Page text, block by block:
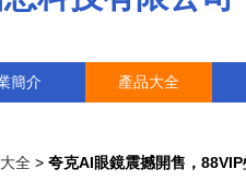
簡介 產品大全
全 > 夸克AI眼鏡震撼開售，